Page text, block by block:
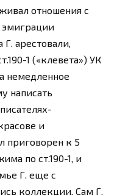
отношения с
Г. арестовали,
1 («клевета») УК
немедленное
написать
и
приговорен к 5
по ст.190-1, и
Г. еще с
коллекции. Сам Г.